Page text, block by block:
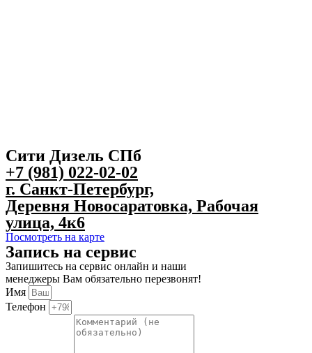
Сити Дизель СПб
+7 (981) 022-02-02
г. Санкт-Петербург,
Деревня Новосаратовка, Рабочая
улица, 4к6
Посмотреть на карте
Запись на сервис
Запишитесь на сервис онлайн и наши
менеджеры Вам обязательно перезвонят!
Имя
Телефон